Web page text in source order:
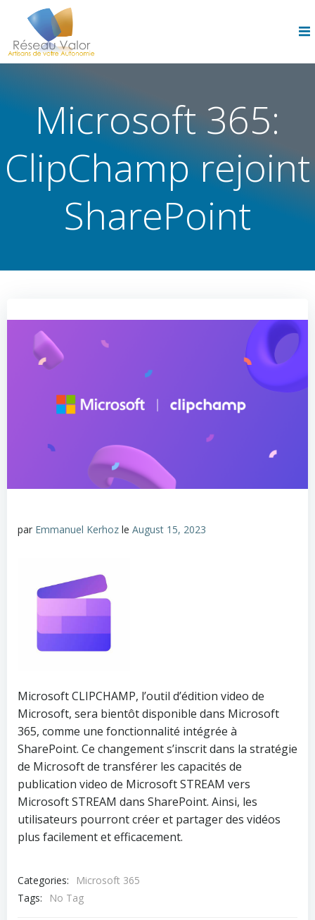
Microsoft 365:
ClipChamp rejoint
SharePoint
par Emmanuel Kerhoz le August 15, 2023
Microsoft CLIPCHAMP, l’outil d’édition video de
Microsoft, sera bientôt disponible dans Microsoft
365, comme une fonctionnalité intégrée à
SharePoint. Ce changement s’inscrit dans la stratégie
de Microsoft de transférer les capacités de
publication video de Microsoft STREAM vers
Microsoft STREAM dans SharePoint. Ainsi, les
utilisateurs pourront créer et partager des vidéos
plus facilement et efficacement.
Categories:
Microsoft 365
Tags:
No Tag